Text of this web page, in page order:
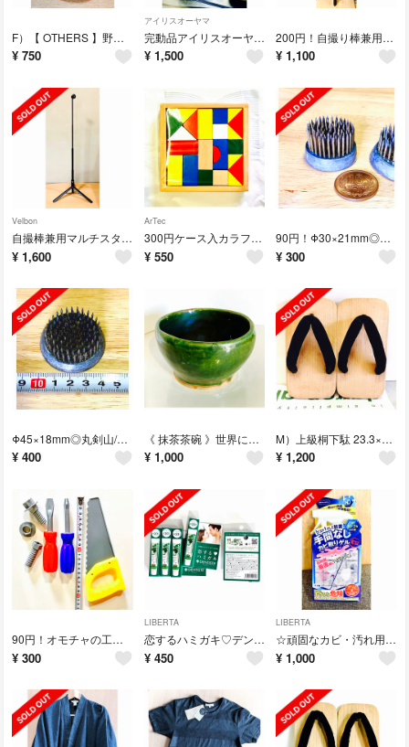
F）【 OTHERS 】野球帽/ベースボール・キャップ/黒無地にワンポイント
¥ 750
アイリスオーヤマ
完動品アイリスオーヤマ電気ケトルIKE-G1500T『ガラス製ケトル』サーバー
¥ 1,500
200円！自撮り棒兼用マルチスタンド／５段スライド／~169cm
¥ 1,100
Velbon
自撮棒兼用マルチスタンド/ Coleman＋Velbonコラボ製品 CO-452
¥ 1,600
ArTec
300円ケース入カラフル木製積み木 □ 知育玩具/オモチャ/リラックス/認知予防
¥ 550
90円！Φ30×21mm◎丸剣山(小)生花/花器/華道/新
¥ 300
Φ45×18mm◎丸剣山/生花/花器/華道/新
¥ 400
《 抹茶茶碗 》世界にひとつの一点物！丼/盛鉢/植木鉢/花器/創作品/新
¥ 1,000
M）上級桐下駄 23.3×11.8×5.2cm /鼻緒◎ 裸足/足のリフレッシュ
¥ 1,200
90円！オモチャの工具◎大工道具７点セット/キッズトイ/フィギュア/新
¥ 300
LIBERTA
恋するハミガキ♡デンティス(ミニサイズ10回分×５つ)
¥ 450
LIBERTA
☆頑固なカビ・汚れ用【カビ取りゲルスプレー】吹きかけて殺菌洗浄！カビダッシュ 新
¥ 1,000